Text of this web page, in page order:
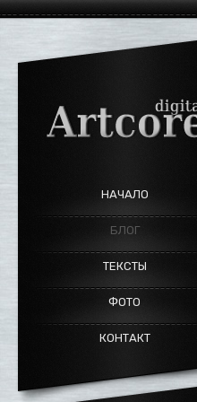
НАЧАЛО
БЛОГ
ТЕКСТЫ
ФОТО
КОНТАКТ